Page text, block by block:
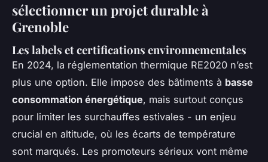
sélectionner un projet durable à
Grenoble
Les labels et certifications environnementales
En 2024, la réglementation thermique RE2020 n’est
plus une option. Elle impose des bâtiments à basse
consommation énergétique, mais surtout conçus
pour limiter les surchauffes estivales - un enjeu
crucial en altitude, où les écarts de température
sont marqués. Les promoteurs sérieux vont même